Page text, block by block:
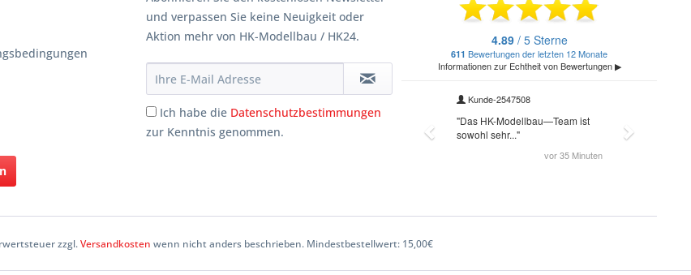
und verpassen Sie keine Neuigkeit oder
Aktion mehr von HK-Modellbau / HK24.
Ich habe die Datenschutzbestimmungen
zur Kenntnis genommen.
zzgl.Versandkosten wenn nicht anders beschrieben. Mindestbestellwert: 15,00€